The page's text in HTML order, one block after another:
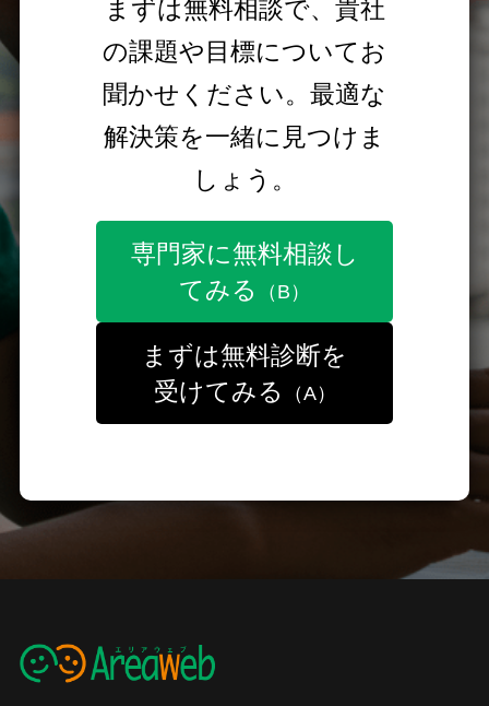
まずは無料相談で、貴社
の課題や目標についてお
聞かせください。最適な
解決策を一緒に見つけま
しょう。
専門家に無料相談し
てみる
（B）
まずは無料診断を
受けてみる
（A）